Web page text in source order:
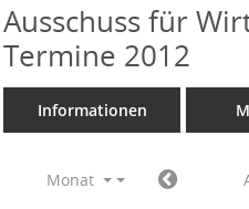
Ausschuss für
Termine 2012
Informationen
Monat